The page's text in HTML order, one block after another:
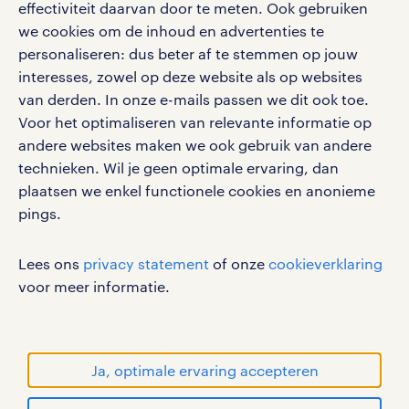
effectiviteit daarvan door te meten. Ook gebruiken
we cookies om de inhoud en advertenties te
personaliseren: dus beter af te stemmen op jouw
interesses, zowel op deze website als op websites
van derden. In onze e-mails passen we dit ook toe.
Voor het optimaliseren van relevante informatie op
andere websites maken we ook gebruik van andere
technieken. Wil je geen optimale ervaring, dan
plaatsen we enkel functionele cookies en anonieme
pings.
Lees ons privacy statement of onze cookieverklaring
voor meer informatie.
Ja, optimale ervaring accepteren
google play store
social media
Volg ons voor de leukste content omtrent
vacatures, solliciteren en inspiratie.
werken bij randstad
disclaimer